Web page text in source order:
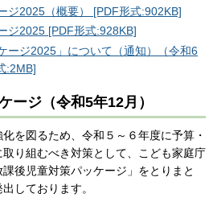
ジ2025（概要） [PDF形式:902KB]
ジ2025 [PDF形式:928KB]
ージ2025」について（通知）（令和6
:2MB]
ージ（令和5年12月）
を図るため、令和５～６年度に予算・
り組むべき対策として、こども家庭庁
後児童対策パッケージ」をとりまと
しております。